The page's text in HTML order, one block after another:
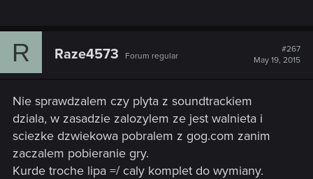
R Raze4573 Forum regular
#267
May 19, 2015
Nie sprawdzalem czy plyta z soundtrackiem
dziala, w zasadzie zalozylem ze jest walnieta i
sciezke dzwiekowa pobralem z gog.com zanim
zaczalem pobieranie gry.
Kurde troche lipa =/ caly komplet do wymiany.